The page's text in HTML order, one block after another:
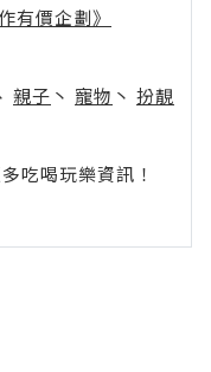
有價企劃》
親子 丶 寵物 丶 扮靚
吃喝玩樂資訊！